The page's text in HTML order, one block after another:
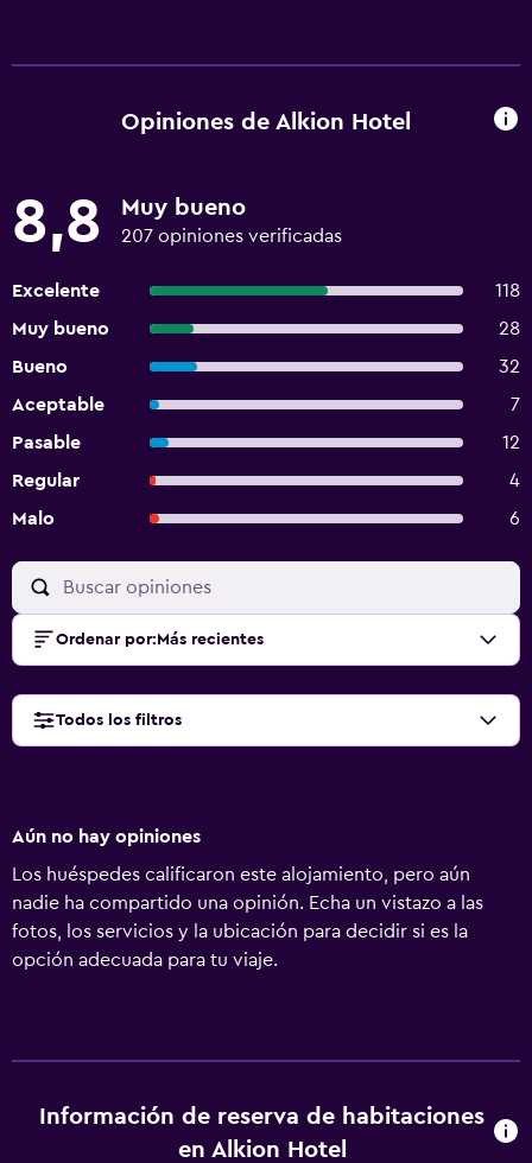
Opiniones de Alkion Hotel
8,8 Muy bueno
207 opiniones verificadas
Excelente
118
Muy bueno
28
Bueno
32
Aceptable
7
Pasable
12
Regular
4
Malo
6
Ordenar por: Más recientes
Todos los filtros
Aún no hay opiniones
Los huéspedes calificaron este alojamiento, pero aún
nadie ha compartido una opinión. Echa un vistazo a las
fotos, los servicios y la ubicación para decidir si es la
opción adecuada para tu viaje.
Información de reserva de habitaciones
en Alkion Hotel